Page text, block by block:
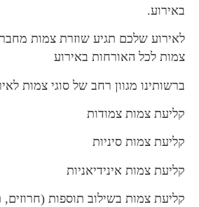
באירוע.
לאירוע שלכם תגיע שוזרת צמות
צמות לכל האורחות באירוע
ברשותינו מגוון רחב של סוגי צמות
קליעת צמות צמודות
קליעת צמות סיניות
קליעת צמות אינידיאניות
קליעת צמות בשילוב תוספות (חרוזים,